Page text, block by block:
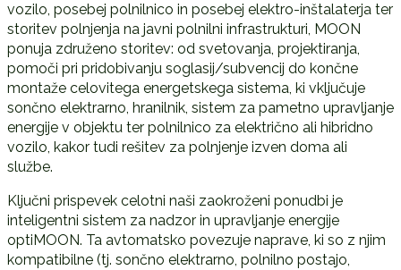
vozilo, posebej polnilnico in posebej elektro-inštalaterja ter
storitev polnjenja na javni polnilni infrastrukturi, MOON
ponuja združeno storitev: od svetovanja, projektiranja,
pomoči pri pridobivanju soglasij/subvencij do končne
montaže celovitega energetskega sistema, ki vključuje
sončno elektrarno, hranilnik, sistem za pametno upravljanje
energije v objektu ter polnilnico za električno ali hibridno
vozilo, kakor tudi rešitev za polnjenje izven doma ali
službe.
Ključni prispevek celotni naši zaokroženi ponudbi je
inteligentni sistem za nadzor in upravljanje energije
optiMOON. Ta avtomatsko povezuje naprave, ki so z njim
kompatibilne (tj. sončno elektrarno, polnilno postajo,